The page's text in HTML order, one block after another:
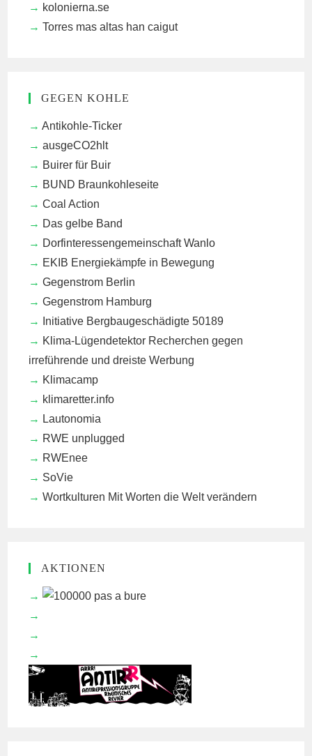
kolonierna.se
Torres mas altas han caigut
GEGEN KOHLE
Antikohle-Ticker
ausgeCO2hlt
Buirer für Buir
BUND Braunkohleseite
Coal Action
Das gelbe Band
Dorfinteressengemeinschaft Wanlo
EKIB Energiekämpfe in Bewegung
Gegenstrom Berlin
Gegenstrom Hamburg
Initiative Bergbaugeschädigte 50189
Klima-Lügendetektor Recherchen gegen
irreführende und dreiste Werbung
Klimacamp
klimaretter.info
Lautonomia
RWE unplugged
RWEnee
SoVie
Wortkulturen Mit Worten die Welt verändern
AKTIONEN